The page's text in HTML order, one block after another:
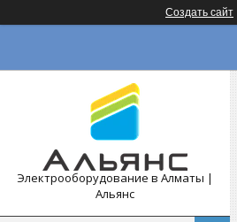
Создать сайт
Электрооборудование в Алматы |
Альянс